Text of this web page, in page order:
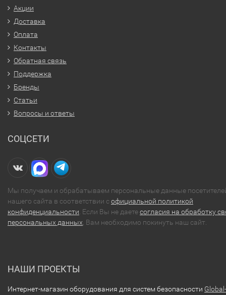
Акции
Доставка
Оплата
Контакты
Обратная связь
Поддержка
Бренды
Статьи
Вопросы и ответы
СОЦСЕТИ
Мы получаем и обрабатываем персональные данные
нашего сайта в соответствии софициальной политикой
конфиденциальности. Если Вы не даетесогласия на обработку
персональных данных, Вам необходимо покинуть наш сайт.
НАШИ ПРОЕКТЫ
Интернет-магазин оборудования для систем безопасности Global-